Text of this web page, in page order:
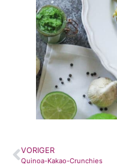
VORIGER
Quinoa-Kakao-Crunchies